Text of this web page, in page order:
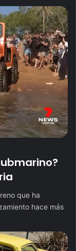
que ha
hace más